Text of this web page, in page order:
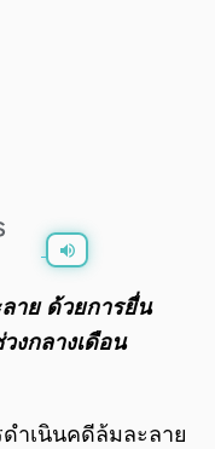
/0:00
าย ด้วยการยื่น
งกลางเดือน
ำเนินคดีล้มละลาย